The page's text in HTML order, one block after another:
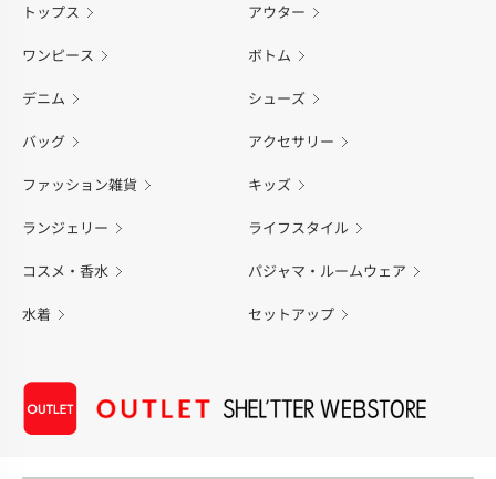
トップス アウター
ワンピース ボトム
デニム シューズ
バッグ アクセサリー
ファッション雑貨 キッズ
ランジェリー ライフスタイル
コスメ・香水 パジャマ・ルームウェア
水着 セットアップ